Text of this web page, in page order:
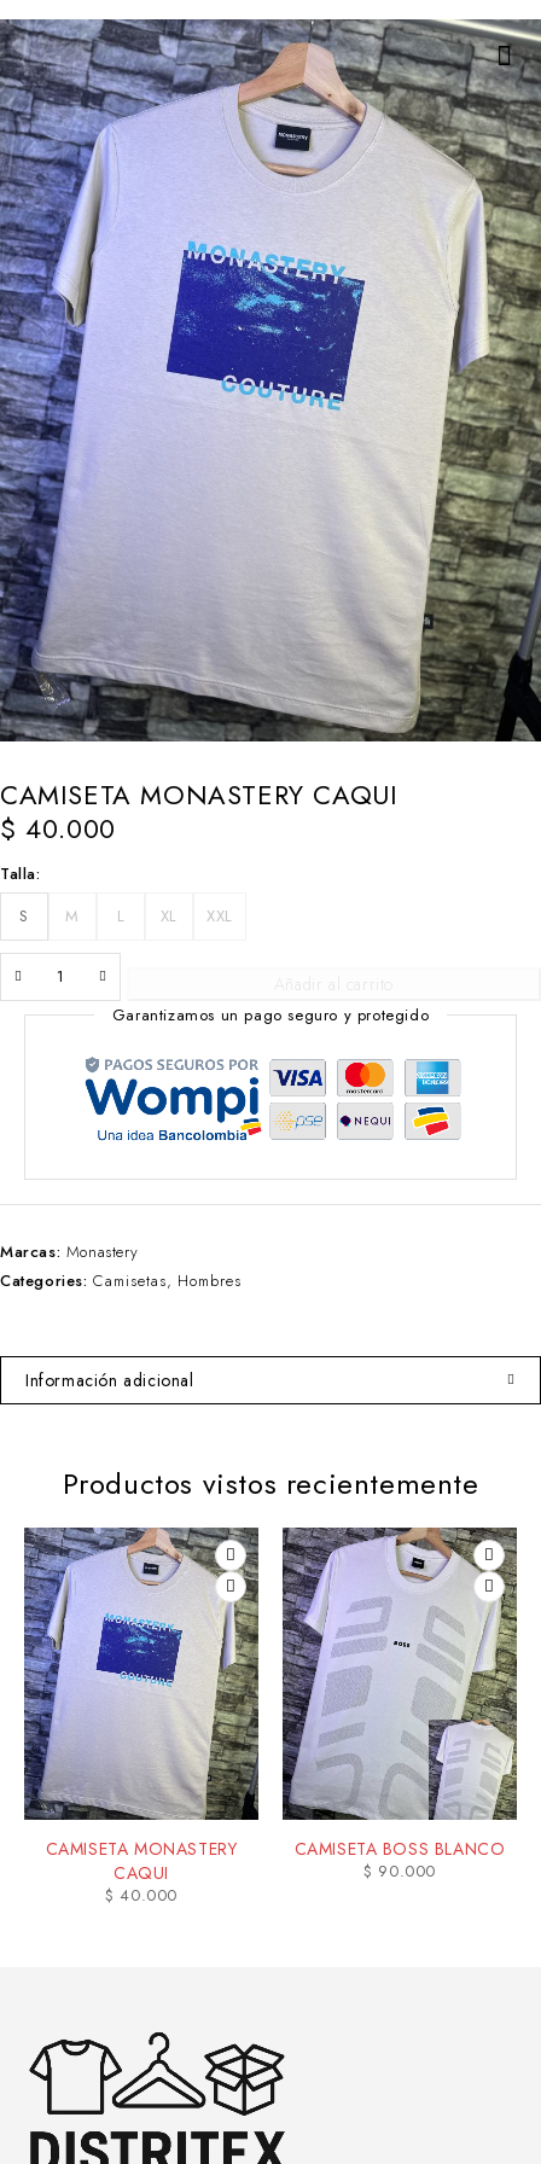
CAMISETA MONASTERY CAQUI
$ 40.000
Talla
S
M L XL XXL
Añadir al carrito
Garantizamos un pago seguro y protegido
Marcas: Monastery
Categories:Camisetas, Hombres
Información adicional
Productos vistos recientemente
CAMISETA MONASTERY
CAQUI
$ 40.000
CAMISETA BOSS BLANCO
$ 90.000